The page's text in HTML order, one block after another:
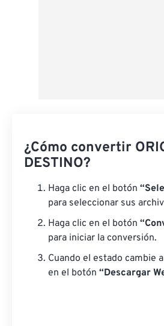
¿Cómo convertir
DESTINO?
Haga clic en el botón
para seleccionar sus
Haga clic en el botón
para iniciar la conversión.
Cuando el estado cambie
en el botón “Descargar